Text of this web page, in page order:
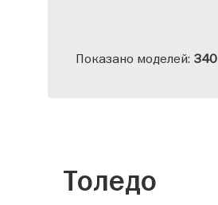
Показано моделей: 340
Толедо